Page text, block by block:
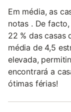
Em média, as
notas . De
22 % das casas
média de 4,5
elevada,
encontrará a
ótimas férias!